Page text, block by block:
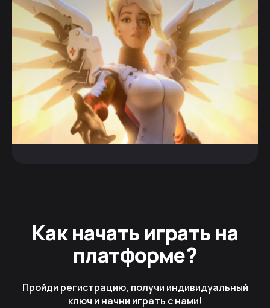
Как начать играть на
платформе?
Пройди регистрацию, получи индивидуальный
ключ и начни играть с нами!